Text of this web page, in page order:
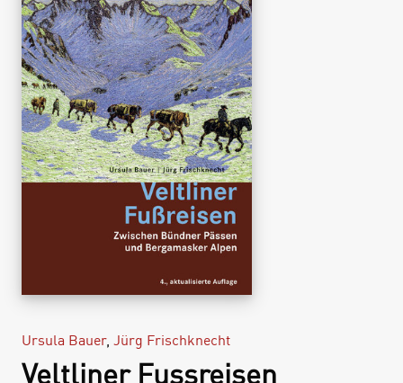
Ursula Bauer, Jürg Frischknecht
Veltliner Fussreisen